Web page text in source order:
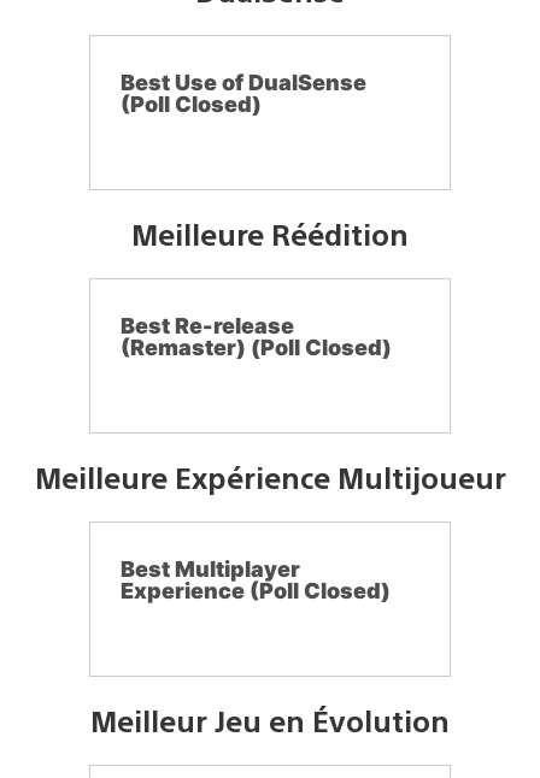
Best Use of DualSense
(Poll Closed)
Meilleure Réédition
Best Re-release
(Remaster) (Poll Closed)
Meilleure Expérience Multijoueur
Best Multiplayer
Experience (Poll Closed)
Meilleur Jeu en Évolution